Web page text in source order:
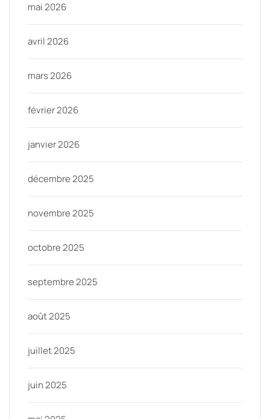
mai 2026
avril 2026
mars 2026
février 2026
janvier 2026
décembre 2025
novembre 2025
octobre 2025
septembre 2025
août 2025
juillet 2025
juin 2025